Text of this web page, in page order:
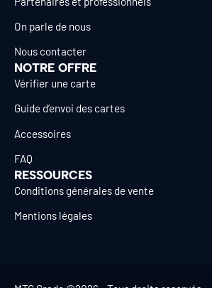
On parle de nous
Nous contacter
NOTRE OFFRE
Vérifier une carte
Guide d’envoi des cartes
Accessoires
FAQ
RESSOURCES
Conditions générales de vente
Mentions légales